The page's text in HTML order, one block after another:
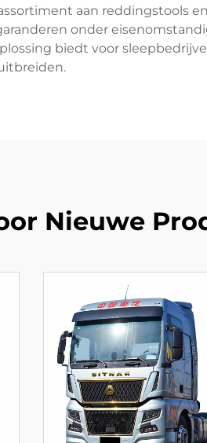
aan reddingstools
onder
biedt voor
Nieuwe